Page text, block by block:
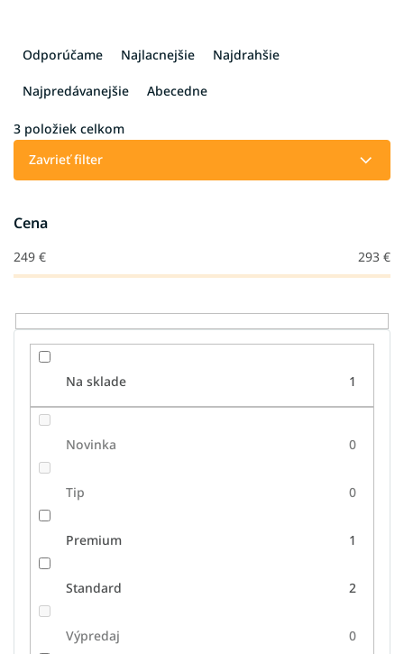
a
i
d
u
k
o
v
Odporúčame Najlacnejšie Najdrahšie
Najpredávanejšie Abecedne
3 položiek celkom
Zavrieť filter
Cena
249 € 293 €
Na sklade 1
Novinka 0
Tip 0
Premium 1
Standard 2
Výpredaj 0